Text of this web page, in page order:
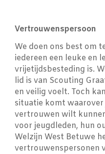
Vertrouwenspersoon
We doen ons best om
iedereen een leuke en
vrijetijdsbesteding is.
lid is van Scouting
en veilig voelt. Toch
situatie komt waarover
vertrouwen wilt
voor jeugdleden, hun
Welzijn West Betuwe
vertrouwenspersonen